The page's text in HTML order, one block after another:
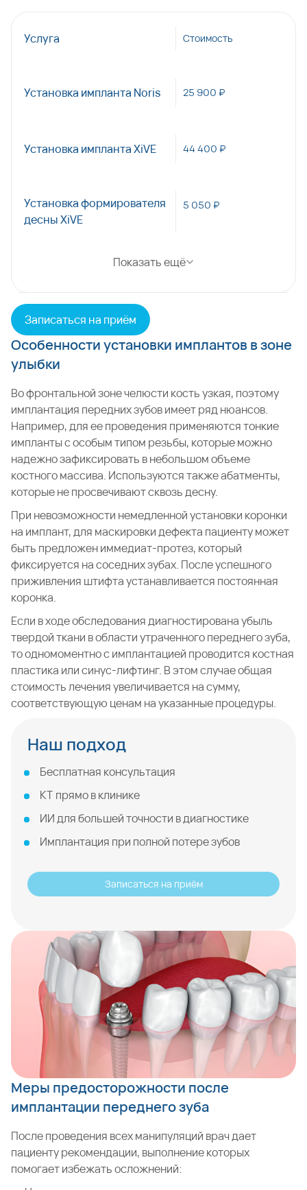
Услуга Стоимость
Установка импланта Noris 25 900 ₽
Установка импланта XiVE 44 400 ₽
Установка формирователя
десны XiVE
5 050 ₽
Показать ещё
Записаться на приём
Особенности установки имплантов в зоне
улыбки
Во фронтальной зоне челюсти кость узкая, поэтому
имплантация передних зубов имеет ряд нюансов.
Например, для ее проведения применяются тонкие
импланты с особым типом резьбы, которые можно
надежно зафиксировать в небольшом объеме
костного массива. Используются также абатменты,
которые не просвечивают сквозь десну.
При невозможности немедленной установки коронки
на имплант, для маскировки дефекта пациенту может
быть предложен иммедиат-протез, который
фиксируется на соседних зубах. После успешного
приживления штифта устанавливается постоянная
коронка.
Если в ходе обследования диагностирована убыль
твердой ткани в области утраченного переднего зуба,
то одномоментно с имплантацией проводится костная
пластика или синус-лифтинг. В этом случае общая
стоимость лечения увеличивается на сумму,
соответствующую ценам на указанные процедуры.
Наш подход
Бесплатная консультация
КТ прямо в клинике
ИИ для большей точности в диагностике
Имплантация при полной потере зубов
Записаться на приём
Меры предосторожности после
имплантации переднего зуба
После проведения всех манипуляций врач дает
пациенту рекомендации, выполнение которых
помогает избежать осложнений: